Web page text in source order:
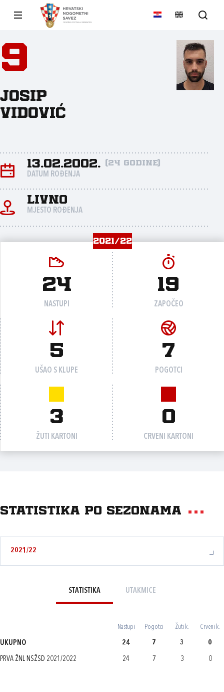
9
Josip
Vidović
13.02.2002. (24 godine)
DATUM ROĐENJA
Livno
MJESTO ROĐENJA
2021/22
24
NASTUPI
19
ZAPOČEO
5
UŠAO S KLUPE
7
POGOTCI
3
ŽUTI KARTONI
0
CRVENI KARTONI
Statistika po sezonama
2021/22
STATISTIKA UTAKMICE
Nastupi Pogotci Žuti k. Crveni k.
UKUPNO 24 7 3 0
PRVA ŽNL NSŽSD 2021/2022 24 7 3 0